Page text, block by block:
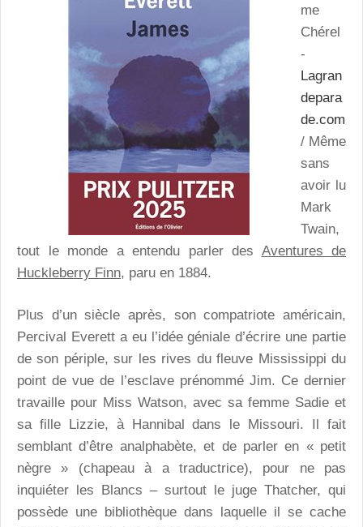
me
Chérel
-
Lagran
depara
de.com
/ Même
sans
avoir lu
Mark
Twain,
tout le monde a entendu parler des Aventures de
Huckleberry Finn, paru en 1884.
Plus d’un siècle après, son compatriote américain,
Percival Everett a eu l’idée géniale d’écrire une partie
de son périple, sur les rives du fleuve Mississippi du
point de vue de l’esclave prénommé Jim. Ce dernier
travaille pour Miss Watson, avec sa femme Sadie et
sa fille Lizzie, à Hannibal dans le Missouri. Il fait
semblant d’être analphabète, et de parler en « petit
nègre » (chapeau à a traductrice), pour ne pas
inquiéter les Blancs – surtout le juge Thatcher, qui
possède une bibliothèque dans laquelle il se cache